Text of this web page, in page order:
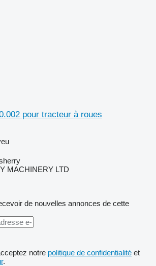
pour tracteur à roues
MACHINERY LTD
de nouvelles annonces de cette
notre politique de confidentialité et
.